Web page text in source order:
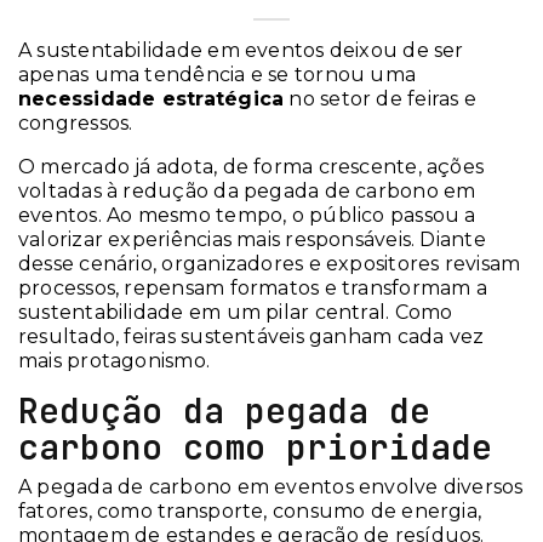
A sustentabilidade em eventos deixou de ser
apenas uma tendência e se tornou uma
necessidade estratégica no setor de feiras e
congressos.
O mercado já adota, de forma crescente, ações
voltadas à redução da pegada de carbono em
eventos. Ao mesmo tempo, o público passou a
valorizar experiências mais responsáveis. Diante
desse cenário, organizadores e expositores revisam
processos, repensam formatos e transformam a
sustentabilidade em um pilar central. Como
resultado, feiras sustentáveis ganham cada vez
mais protagonismo.
Redução da pegada de
carbono como prioridade
A pegada de carbono em eventos envolve diversos
fatores, como transporte, consumo de energia,
montagem de estandes e geração de resíduos.